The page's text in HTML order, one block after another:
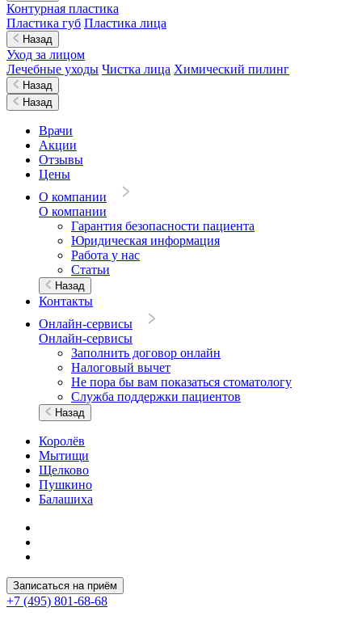
Контурная пластика
Пластика губ Пластика лица
Назад
Уход за лицом
Лечебные уходы Чистка лица Химический пилинг
Назад
Назад
Врачи
Акции
Отзывы
Цены
О компании
О компании
Гарантия безопасности пациента
Юридическая информация
Работа у нас
Статьи
Назад
Контакты
Онлайн-сервисы
Онлайн-сервисы
Заполнить договор онлайн
Налоговый вычет
Не пора бы вам показаться стоматологу
Служба поддержки пациентов
Назад
Королёв
Мытищи
Щелково
Пушкино
Балашиха
Записаться на приём
+7 (495) 801-68-68